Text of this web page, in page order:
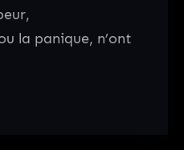
la panique, n’ont